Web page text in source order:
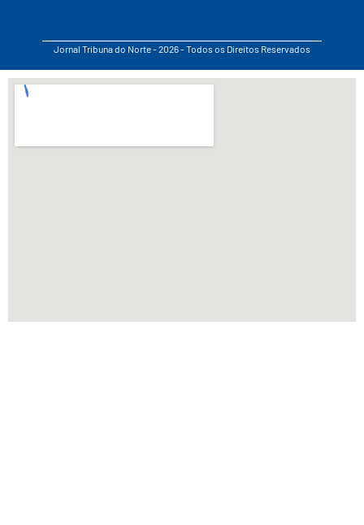
Jornal Tribuna do Norte - 2026 - Todos os Direitos Reservados